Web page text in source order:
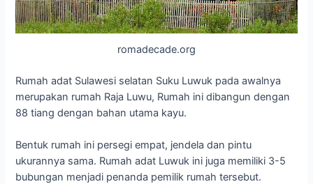
romadecade.org
Rumah adat Sulawesi selatan Suku Luwuk pada awalnya
merupakan rumah Raja Luwu, Rumah ini dibangun dengan
88 tiang dengan bahan utama kayu.
Bentuk rumah ini persegi empat, jendela dan pintu
ukurannya sama. Rumah adat Luwuk ini juga memiliki 3-5
bubungan menjadi penanda pemilik rumah tersebut.